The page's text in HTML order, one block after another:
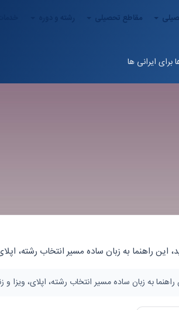
مقاطع تحصیلی
این راهنما به زبان ساده مسیر انتخاب رشته،
به زبان ساده مسیر انتخاب رشته، اپلای،